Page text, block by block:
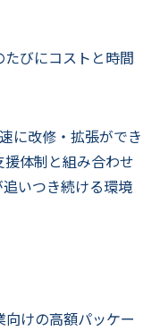
びにコストと時間
に改修・拡張ができ
体制と組み合わせ
いつき続ける環境
けの高額パッケー